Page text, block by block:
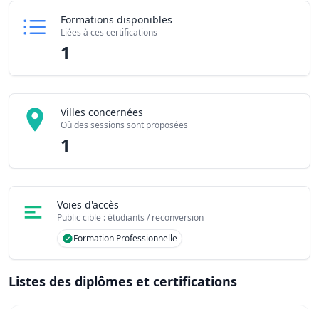
Formations disponibles
Liées à ces certifications
1
Villes concernées
Où des sessions sont proposées
1
Voies d'accès
Public cible : étudiants / reconversion
Formation Professionnelle
Listes des diplômes et certifications